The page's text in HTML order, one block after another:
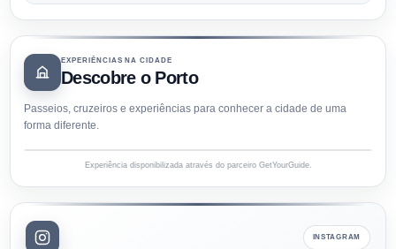
EXPERIÊNCIAS NA CIDADE
Descobre o Porto
Passeios, cruzeiros e experiências para conhecer a cidade de uma
forma diferente.
Experiência disponibilizada através do parceiro GetYourGuide.
INSTAGRAM